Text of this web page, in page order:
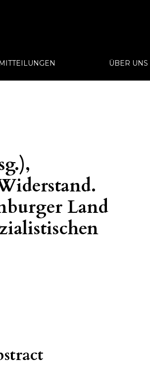
ÜBER UNS
Land